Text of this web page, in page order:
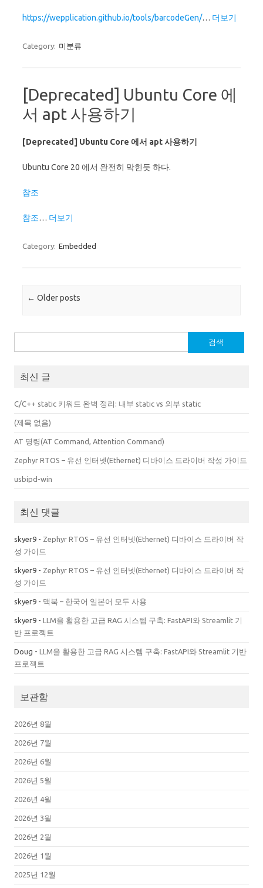
https://wepplication.github.io/tools/barcodeGen/… 더보기
Category: 미분류
[Deprecated] Ubuntu Core 에
서 apt 사용하기
[Deprecated] Ubuntu Core 에서 apt 사용하기
Ubuntu Core 20 에서 완전히 막힌듯 하다.
참조
참조… 더보기
Category: Embedded
Post navigation
← Older posts
색:
최신 글
C/C++ static 키워드 완벽 정리: 내부 static vs 외부 static
(제목 없음)
AT 명령(AT Command, Attention Command)
Zephyr RTOS – 유선 인터넷(Ethernet) 디바이스 드라이버 작성 가이드
usbipd-win
최신 댓글
skyer9 - Zephyr RTOS – 유선 인터넷(Ethernet) 디바이스 드라이버 작
성 가이드
skyer9 - Zephyr RTOS – 유선 인터넷(Ethernet) 디바이스 드라이버 작
성 가이드
skyer9 - 맥북 – 한국어 일본어 모두 사용
skyer9 - LLM을 활용한 고급 RAG 시스템 구축: FastAPI와 Streamlit 기
반 프로젝트
Doug - LLM을 활용한 고급 RAG 시스템 구축: FastAPI와 Streamlit 기반
프로젝트
보관함
2026년 8월
2026년 7월
2026년 6월
2026년 5월
2026년 4월
2026년 3월
2026년 2월
2026년 1월
2025년 12월